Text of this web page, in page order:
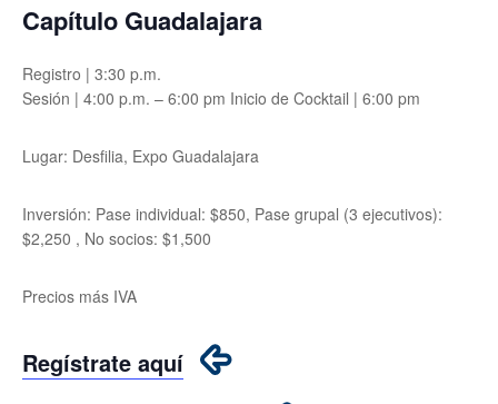
Capítulo Guadalajara
Registro | 3:30 p.m.
Sesión | 4:00 p.m. – 6:00 pm Inicio de Cocktail | 6:00 pm
Lugar: Desfilia, Expo Guadalajara
Inversión: Pase individual: $850, Pase grupal (3 ejecutivos):
$2,250 , No socios: $1,500
Precios más IVA
Regístrate aquí